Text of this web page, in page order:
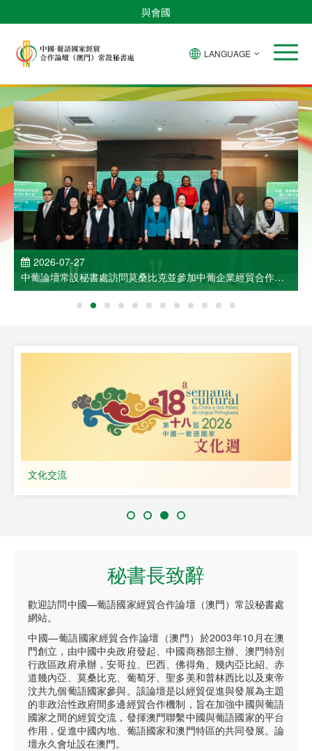
與會國
LANGUAGE
2026-07-27
中葡論壇常設秘書處訪問莫桑比克並參加中葡企業經貿合作洽
談會
文化交流
秘書長致辭
歡迎訪問中國—葡語國家經貿合作論壇（澳門）常設秘書處
網站。
中國—葡語國家經貿合作論壇（澳門）於2003年10月在澳
門創立，由中國中央政府發起、中國商務部主辦、澳門特別
行政區政府承辦，安哥拉、巴西、佛得角、幾內亞比紹、赤
道幾內亞、莫桑比克、葡萄牙、聖多美和普林西比以及東帝
汶共九個葡語國家參與。該論壇是以經貿促進與發展為主題
的非政治性政府間多邊經貿合作機制，旨在加強中國與葡語
國家之間的經貿交流，發揮澳門聯繫中國與葡語國家的平台
作用，促進中國內地、葡語國家和澳門特區的共同發展。論
壇永久會址設在澳門。